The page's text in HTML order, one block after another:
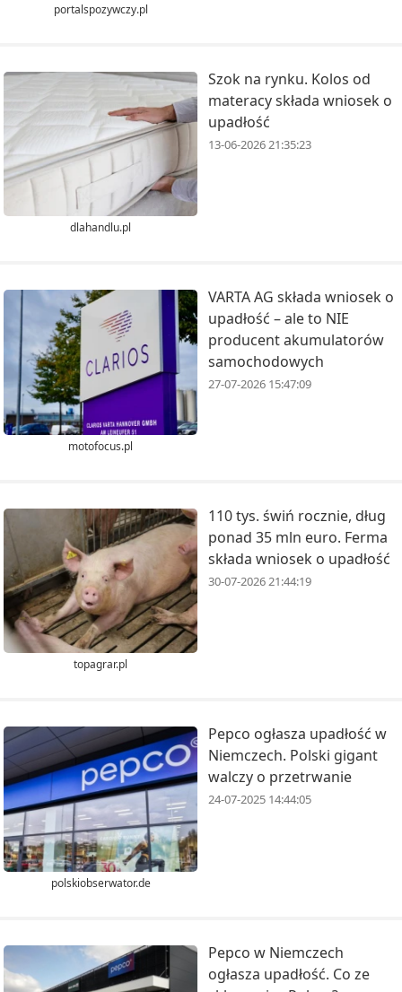
portalspozywczy.pl
dlahandlu.pl
Szok na rynku. Kolos od
materacy składa wniosek o
upadłość
13-06-2026 21:35:23
motofocus.pl
VARTA AG składa wniosek o
upadłość – ale to NIE
producent akumulatorów
samochodowych
27-07-2026 15:47:09
topagrar.pl
110 tys. świń rocznie, dług
ponad 35 mln euro. Ferma
składa wniosek o upadłość
30-07-2026 21:44:19
polskiobserwator.de
Pepco ogłasza upadłość w
Niemczech. Polski gigant
walczy o przetrwanie
24-07-2025 14:44:05
Pepco w Niemczech
ogłasza upadłość. Co ze